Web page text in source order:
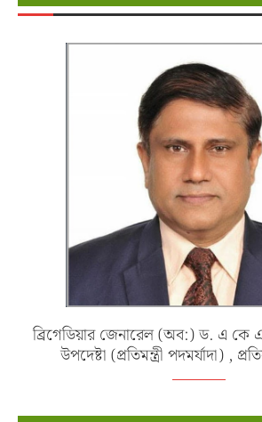
ব্রিগেডিয়ার জেনারেল (অব:) ড. এ কে
উপদেষ্টা (প্রতিমন্ত্রী পদমর্যাদা) ,